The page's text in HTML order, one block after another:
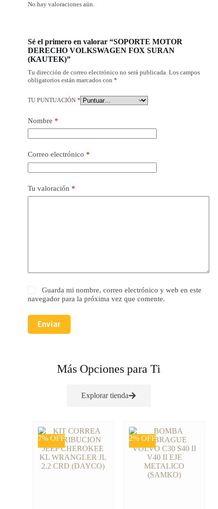
No hay valoraciones aún.
Sé el primero en valorar “SOPORTE MOTOR
DERECHO VOLKSWAGEN FOX SURAN
(KAUTEK)”
Tu dirección de correo electrónico no será publicada. Los campos
obligatorios están marcados con *
TU PUNTUACIÓN *
Nombre *
Correo electrónico *
Tu valoración *
Guarda mi nombre, correo electrónico y web en este
navegador para la próxima vez que comente.
Enviar
Más Opciones para Ti
Explorar tienda
7% OFF 2% OFF